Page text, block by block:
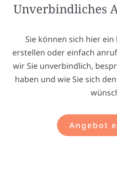
Unverbindliches
Sie können sich hier
erstellen oder einfach
wir Sie unverbindlich,
haben und wie Sie sich
Angebot